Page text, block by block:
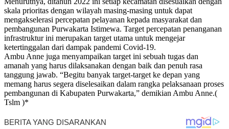
skala prioritas dengan wilayah masing-masing untuk dapat
mengakselerasi percepatan pelayanan kepada masyarakat dan
pembangunan Purwakarta Istimewa. Target percepatan penanganan
infrastruktur ini merupakan target utama untuk mengejar
ketertinggalan dari dampak pandemi Covid-19.
Ambu Anne juga menyampaikan target ini sebuah tugas dan
amanah yang harus dilaksanakan dengan baik dan penuh rasa
tanggung jawab. “Begitu banyak target-target ke depan yang
memang harus segera diselesaikan dalam rangka pelaksanaan proses
pembangunan di Kabupaten Purwakarta,” demikian Ambu Anne.(
Tslm )*